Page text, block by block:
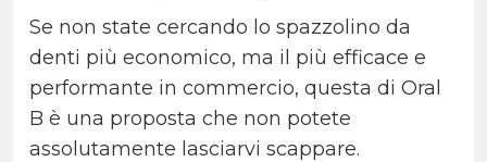
Se non state cercando lo spazzolino da
denti più economico, ma il più efficace e
performante in commercio, questa di Oral
B è una proposta che non potete
assolutamente lasciarvi scappare.